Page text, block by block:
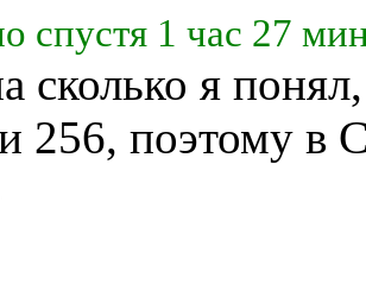
спустя 1 час 27
сколько я
256, поэтому в